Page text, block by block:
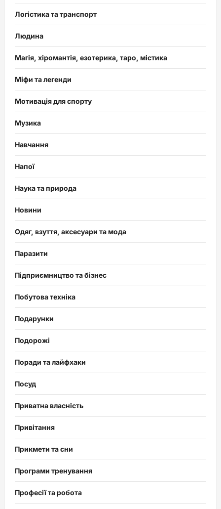
Логістика та транспорт
Людина
Магія, хіромантія, езотерика, таро, містика
Міфи та легенди
Мотивація для спорту
Музика
Навчання
Напої
Наука та природа
Новини
Одяг, взуття, аксесуари та мода
Паразити
Підприємництво та бізнес
Побутова техніка
Подарунки
Подорожі
Поради та лайфхаки
Посуд
Приватна власність
Привітання
Прикмети та сни
Програми тренування
Професії та робота